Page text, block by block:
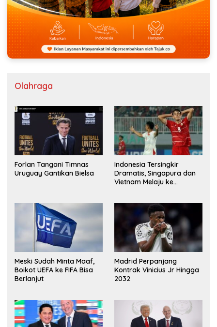
Olahraga
Forlan Tangani Timnas
Uruguay Gantikan Bielsa
Indonesia Tersingkir
Dramatis, Singapura dan
Vietnam Melaju ke
Meski Sudah Minta Maaf,
Boikot UEFA ke FIFA Bisa
Berlanjut
Madrid Perpanjang
Kontrak Vinicius Jr Hingga
2032